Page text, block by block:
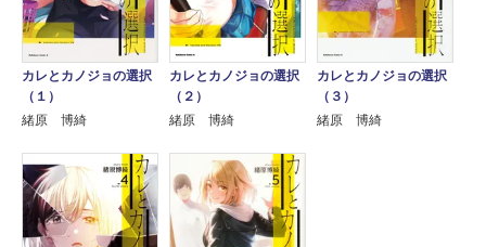
カレとカノジョの選択
（１）
緒原 博綺
カレとカノジョの選択
（２）
緒原 博綺
カレとカノジョの選択
（３）
緒原 博綺